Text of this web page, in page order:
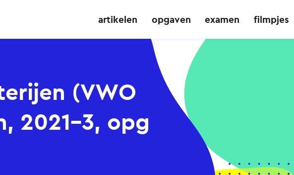
artikelen opgaven examen filmpjes
(VWO
2021-3, opg